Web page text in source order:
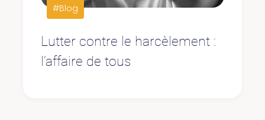
#Blog
Lutter contre le harcèlement :
l’affaire de tous